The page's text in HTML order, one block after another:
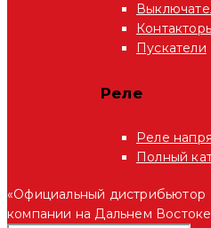
Пускатели
Реле
Реле
Полный
«Официальный дистрибьютор
компании на Дальнем